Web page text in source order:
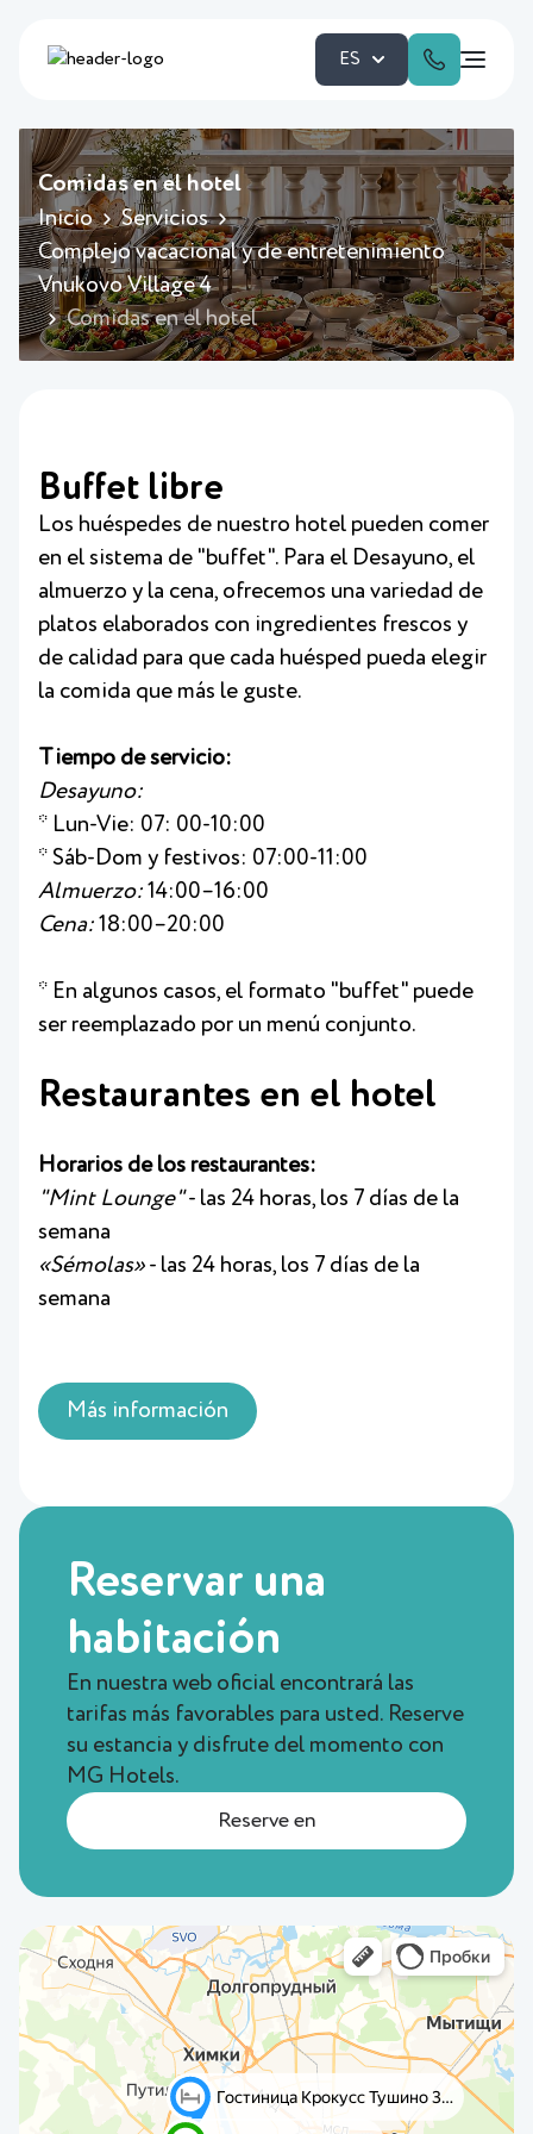
ES
Comidas en el hotel
Inicio
Servicios
Complejo vacacional y de entretenimiento
Vnukovo Village 4
Comidas en el hotel
Buffet libre
Los huéspedes de nuestro hotel pueden comer
en el sistema de "buffet". Para el Desayuno, el
almuerzo y la cena, ofrecemos una variedad de
platos elaborados con ingredientes frescos y
de calidad para que cada huésped pueda elegir
la comida que más le guste.
Tiempo de servicio:
Desayuno:
* Lun-Vie: 07: 00-10:00
* Sáb-Dom y festivos: 07:00-11:00
Almuerzo: 14:00–16:00
Cena: 18:00–20:00
* En algunos casos, el formato "buffet" puede
ser reemplazado por un menú conjunto.
Restaurantes en el hotel
Horarios de los restaurantes:
"Mint Lounge"- las 24 horas, los 7 días de la
semana
«Sémolas» - las 24 horas, los 7 días de la
semana
Más información
Reservar una
habitación
En nuestra web oficial encontrará las
tarifas más favorables para usted. Reserve
su estancia y disfrute del momento con
MG Hotels.
Reserve en